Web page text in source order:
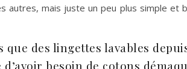
autres, mais juste un peu plus simple et
des lingettes lavables
besoin de cotons